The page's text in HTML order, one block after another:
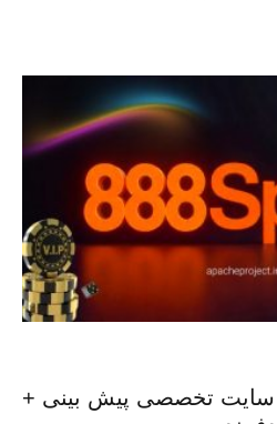
ثبت نام در 888Sport سایت تخصصی پیش بینی +